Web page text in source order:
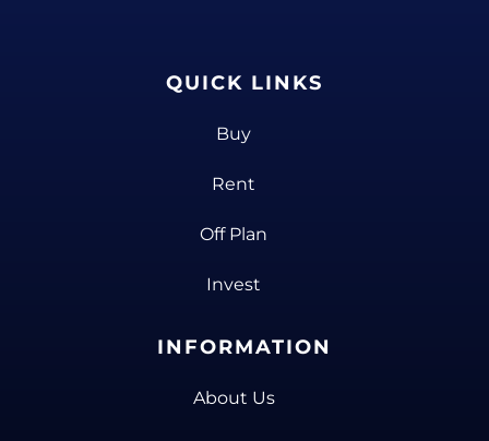
QUICK LINKS
Buy
Rent
Off Plan
Invest
INFORMATION
About Us